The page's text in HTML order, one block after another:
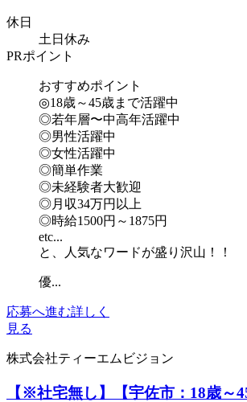
休日
土日休み
PRポイント
おすすめポイント
◎18歳～45歳まで活躍中
◎若年層〜中高年活躍中
◎男性活躍中
◎女性活躍中
◎簡単作業
◎未経験者大歓迎
◎月収34万円以上
◎時給1500円～1875円
etc...
と、人気なワードが盛り沢山！！
優...
応募へ進む詳しく
見る
株式会社ティーエムビジョン
【※社宅無し】【宇佐市：18歳～